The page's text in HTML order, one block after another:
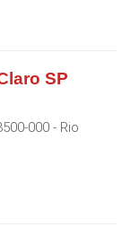
SP
000 - Rio